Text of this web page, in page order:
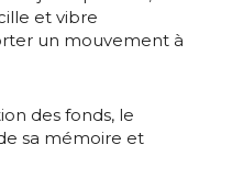
et vibre
un mouvement à
des fonds, le
sa mémoire et